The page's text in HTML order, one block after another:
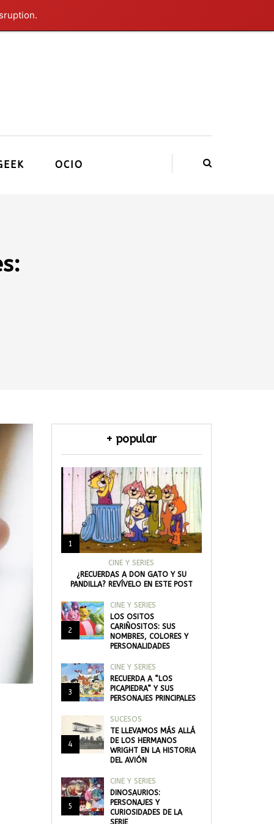
OCIO
+ popular
1
CINE Y SERIES
¿RECUERDAS A DON GATO Y SU
PANDILLA? REVÍVELO EN ESTE POST
2
CINE Y SERIES
LOS OSITOS
CARIÑOSITOS: SUS
NOMBRES, COLORES Y
PERSONALIDADES
3
CINE Y SERIES
RECUERDA A “LOS
PICAPIEDRA” Y SUS
PERSONAJES PRINCIPALES
4
SUCESOS
TE LLEVAMOS MÁS ALLÁ
DE LOS HERMANOS
WRIGHT EN LA HISTORIA
DEL AVIÓN
5
CINE Y SERIES
DINOSAURIOS:
PERSONAJES Y
CURIOSIDADES DE LA
SERIE